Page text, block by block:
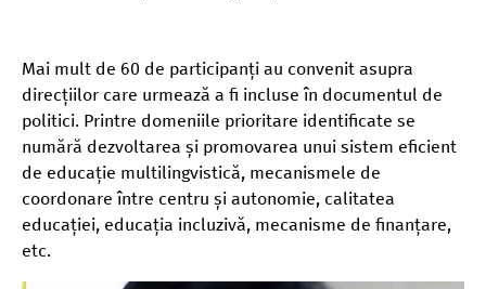
Mai mult de 60 de participanți au convenit asupra
direcțiilor care urmează a fi incluse în documentul de
politici. Printre domeniile prioritare identificate se
numără dezvoltarea și promovarea unui sistem eficient
de educație multilingvistică, mecanismele de
coordonare între centru și autonomie, calitatea
educației, educația incluzivă, mecanisme de finanțare,
etc.